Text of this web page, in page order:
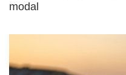
modal